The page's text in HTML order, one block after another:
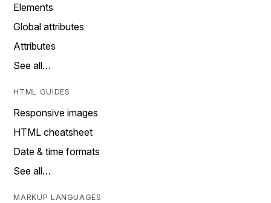
Elements
Global attributes
Attributes
See all…
HTML GUIDES
Responsive images
HTML cheatsheet
Date & time formats
See all…
MARKUP LANGUAGES